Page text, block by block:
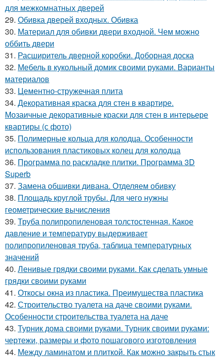
для межкомнатных дверей
29. Обивка дверей входных. Обивка
30. Материал для обивки двери входной. Чем можно
оббить двери
31. Расширитель дверной коробки. Доборная доска
32. Мебель в кукольный домик своими руками. Варианты
материалов
33. Цементно-стружечная плита
34. Декоративная краска для стен в квартире.
Мозаичные декоративные краски для стен в интерьере
квартиры (с фото)
35. Полимерные кольца для колодца. Особенности
использования пластиковых колец для колодца
36. Программа по раскладке плитки. Программа 3D
Superb
37. Замена обшивки дивана. Отделяем обивку
38. Площадь круглой трубы. Для чего нужны
геометрические вычисления
39. Труба полипропиленовая толстостенная. Какое
давление и температуру выдерживает
полипропиленовая труба, таблица температурных
значений
40. Ленивые грядки своими руками. Как сделать умные
грядки своими руками
41. Откосы окна из пластика. Преимущества пластика
42. Строительство туалета на даче своими руками.
Особенности строительства туалета на даче
43. Турник дома своими руками. Турник своими руками:
чертежи, размеры и фото пошагового изготовления
44. Между ламинатом и плиткой. Как можно закрыть стык